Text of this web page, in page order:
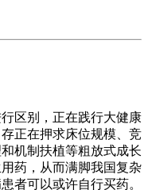
区别，正在践行大健康
正在押求床位规模、竞
机制扶植等粗放式成长
药，从而满脚我国复杂
者可以或许自行买药。